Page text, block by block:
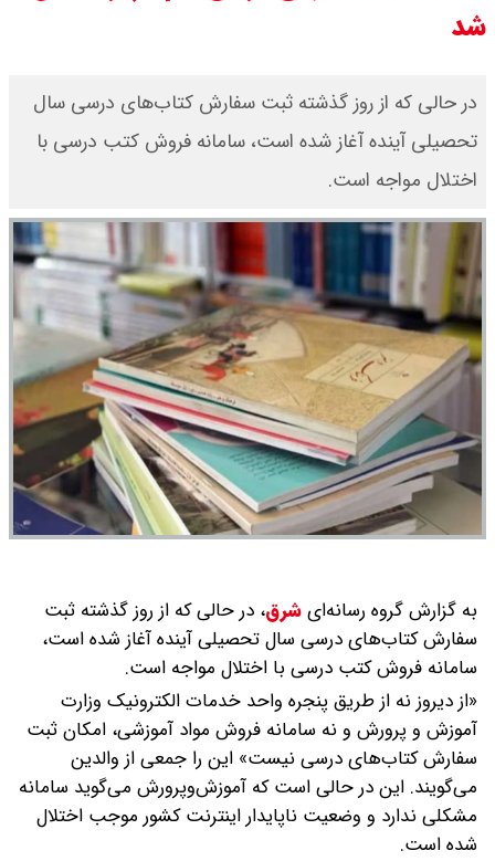
۱۴۰۵/ صعود طلا ادامه‌دار شد
قیمت طلا ۱۸ عیار امروز جمعه ۱۶ مرداد
قیمت نفت امروز جمعه ۱۶ مرداد ۱۴۰۵
/ نفت صعودی شد + جدول
شد
در حالی که از روز گذشته ثبت سفارش کتاب‌های درسی سال
تحصیلی آینده آغاز شده است، سامانه فروش کتب درسی با
اختلال مواجه است.
به گزارش گروه رسانه‌ایشرق، در حالی که از روز گذشته ثبت
سفارش کتاب‌های درسی سال تحصیلی آینده آغاز شده است،
سامانه فروش کتب درسی با اختلال مواجه است.
«از دیروز نه از طریق پنجره واحد خدمات الکترونیک وزارت
آموزش و پرورش و نه سامانه فروش مواد آموزشی، امکان ثبت
سفارش کتاب‌های درسی نیست» این را جمعی از والدین
می‌گویند. این در حالی است که آموزش‌وپرورش می‌گوید سامانه
مشکلی ندارد و وضعیت ناپایدار اینترنت کشور موجب اختلال
شده است.